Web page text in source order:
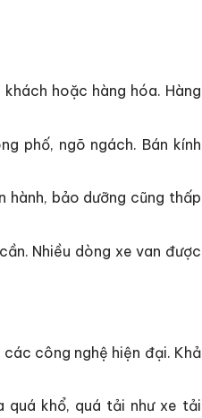
hoặc hàng hóa. Hàng
phố, ngõ ngách. Bán kính
hành, bảo dưỡng cũng thấp
Nhiều dòng xe van được
công nghệ hiện đại. Khả
quá khổ, quá tải như xe tải